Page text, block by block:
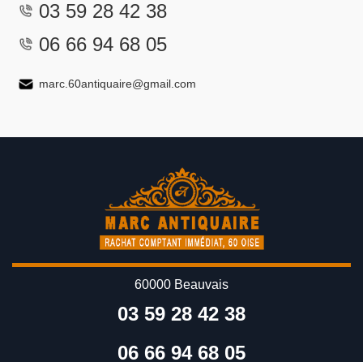
03 59 28 42 38
06 66 94 68 05
marc.60antiquaire@gmail.com
60000 Beauvais
03 59 28 42 38
06 66 94 68 05